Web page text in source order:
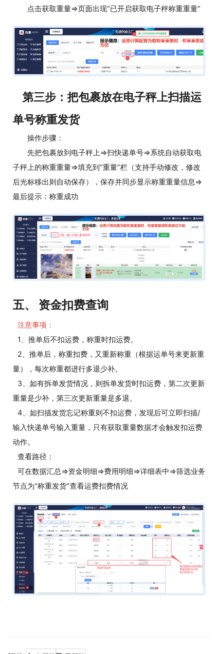
点击获取重量=>页面出现“已开启获取电子秤称重重量”
第三步：把包裹放在电子秤上扫描运
单号称重发货
操作步骤：
先把包裹放到电子秤上=>扫快递单号=>系统自动获取电
子秤上的称重重量=>填充到“重量”栏（支持手动修改，修改
后光标移出则自动保存），保存并同步显示称重重量信息=>
最后提示：称重成功
五、 资金扣费查询
注意事项：
1、推单后不扣运费，称重时扣运费。
2、推单后，称重扣费，又重新称重（根据运单号来更新重
量），每次称重都进行多退少补。
3、如有拆单发货情况，则拆单发货时扣运费，第二次更新
重量是少补，第三次更新重量是多退。
4、如扫描发货忘记称重则不扣运费，发现后可立即扫描/
输入快递单号输入重量，只有获取重量数据才会触发扣运费
动作。
查看路径：
可在数据汇总=>资金明细=>费用明细=>详细表中=>筛选业务
节点为“称重发货”查看运费扣费情况